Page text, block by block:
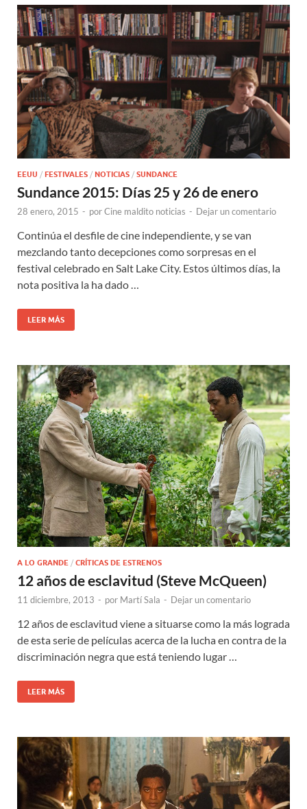
EEUU / FESTIVALES / NOTICIAS / SUNDANCE
Sundance 2015: Días 25 y 26 de enero
28 enero, 2015 - porCine maldito noticias - Dejar un comentario
Continúa el desfile de cine independiente, y se van
mezclando tanto decepciones como sorpresas en el
festival celebrado en Salt Lake City. Estos últimos días, la
nota positiva la ha dado …
LEER MÁS
A LO GRANDE / CRÍTICAS DE ESTRENOS
12 años de esclavitud (Steve McQueen)
11 diciembre, 2013 - por Martí Sala - Dejar un comentario
12 años de esclavitud viene a situarse como la más lograda
de esta serie de películas acerca de la lucha en contra de la
discriminación negra que está teniendo lugar …
LEER MÁS